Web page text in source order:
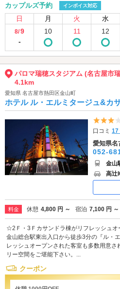
カップルズ予約 インボイス対応
日 月 火 水
8/9
-
10 11 12
パロマ瑞穂スタジアム (名古屋市
4.1km
愛知県 名古屋市熱田区金山町
ホテル ル・エルミタージュ&カ
口コミ17
愛知県名
052-
金山
高辻
料金 休憩 4,800 円 ～ 宿泊 7,100 円 ～
☆2Ｆ・3Ｆカサンドラ棟がリフレッシュ
金山総合駅東出入口から徒歩3分の『ル・
レッシュオープンされた客室も多数用意
リー空間をご堪能下さい。...
クーポン